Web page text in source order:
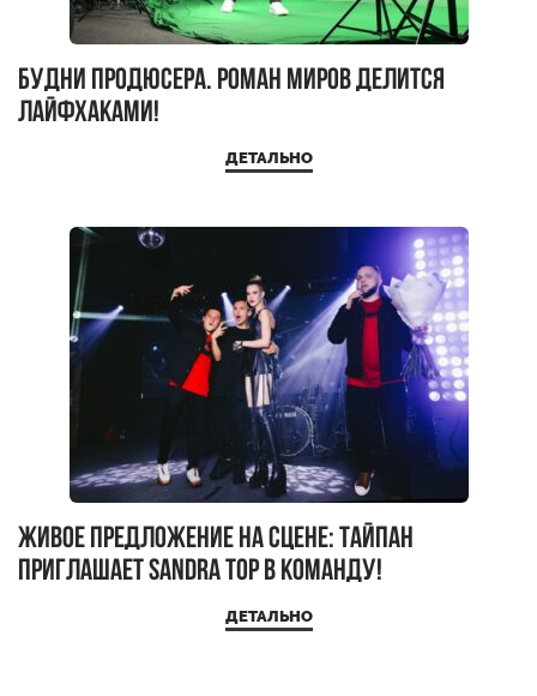
Будни продюсера. Роман Миров делится
лайфхаками!
ДЕТАЛЬНО
Живое предложение на сцене: TАЙПАН
приглашает SANDRA TOP в команду!
ДЕТАЛЬНО